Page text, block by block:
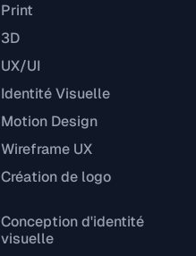
Print
3D
UX/UI
Identité Visuelle
Motion Design
Wireframe UX
Création de logo
Conception d'identité
visuelle